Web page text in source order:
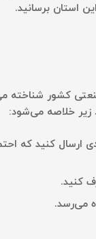
استان برسانید.
کشور شناخته
زیر خلاصه می‌شود:
ارسال کنید که
کنید.
می‌رسد.